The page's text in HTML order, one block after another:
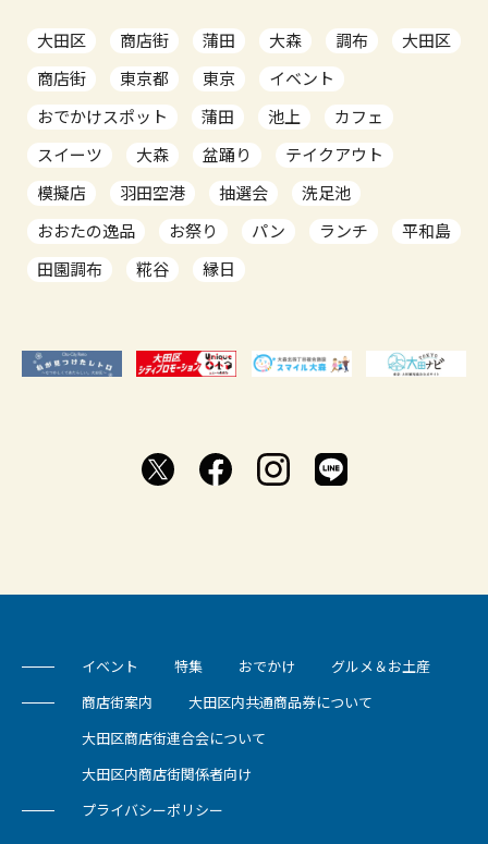
大田区 商店街 蒲田 大森 調布
大田区
商店街
東京都 東京
イベント
おでかけスポット
蒲田 池上
カフェ
スイーツ
大森 盆踊り
テイクアウト
模擬店
羽田空港 抽選会
洗足池
おおたの逸品
お祭り パン ランチ
平和島
田園調布
糀谷 縁日
イベント 特集 おでかけ グルメ＆お土産
商店街案内 大田区内共通商品券について
大田区商店街連合会について
大田区内商店街関係者向け
プライバシーポリシー